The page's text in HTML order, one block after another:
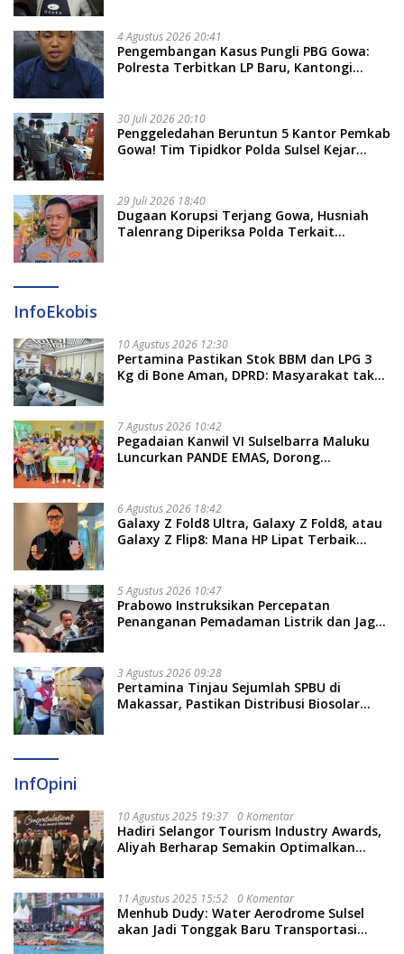
4 Agustus 2026 20:41
Pengembangan Kasus Pungli PBG Gowa:
Polresta Terbitkan LP Baru, Kantongi
30 Juli 2026 20:10
Penggeledahan Beruntun 5 Kantor Pemkab
Gowa! Tim Tipidkor Polda Sulsel Kejar
29 Juli 2026 18:40
Dugaan Korupsi Terjang Gowa, Husniah
Talenrang Diperiksa Polda Terkait
InfoEkobis
10 Agustus 2026 12:30
Pertamina Pastikan Stok BBM dan LPG 3
Kg di Bone Aman, DPRD: Masyarakat tak
7 Agustus 2026 10:42
Pegadaian Kanwil VI Sulselbarra Maluku
Luncurkan PANDE EMAS, Dorong
6 Agustus 2026 18:42
Galaxy Z Fold8 Ultra, Galaxy Z Fold8, atau
Galaxy Z Flip8: Mana HP Lipat Terbaik
5 Agustus 2026 10:47
Prabowo Instruksikan Percepatan
Penanganan Pemadaman Listrik dan Jaga
3 Agustus 2026 09:28
Pertamina Tinjau Sejumlah SPBU di
Makassar, Pastikan Distribusi Biosolar
InfOpini
10 Agustus 2025 19:37 0 Komentar
Hadiri Selangor Tourism Industry Awards,
Aliyah Berharap Semakin Optimalkan
11 Agustus 2025 15:52 0 Komentar
Menhub Dudy: Water Aerodrome Sulsel
akan Jadi Tonggak Baru Transportasi